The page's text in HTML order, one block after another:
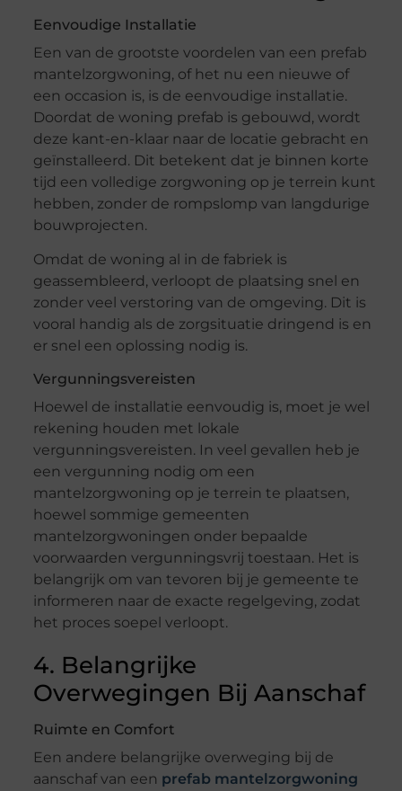
Eenvoudige Installatie
Een van de grootste voordelen van een prefab
mantelzorgwoning, of het nu een nieuwe of
een occasion is, is de eenvoudige installatie.
Doordat de woning prefab is gebouwd, wordt
deze kant-en-klaar naar de locatie gebracht en
geïnstalleerd. Dit betekent dat je binnen korte
tijd een volledige zorgwoning op je terrein kunt
hebben, zonder de rompslomp van langdurige
bouwprojecten.
Omdat de woning al in de fabriek is
geassembleerd, verloopt de plaatsing snel en
zonder veel verstoring van de omgeving. Dit is
vooral handig als de zorgsituatie dringend is en
er snel een oplossing nodig is.
Vergunningsvereisten
Hoewel de installatie eenvoudig is, moet je wel
rekening houden met lokale
vergunningsvereisten. In veel gevallen heb je
een vergunning nodig om een
mantelzorgwoning op je terrein te plaatsen,
hoewel sommige gemeenten
mantelzorgwoningen onder bepaalde
voorwaarden vergunningsvrij toestaan. Het is
belangrijk om van tevoren bij je gemeente te
informeren naar de exacte regelgeving, zodat
het proces soepel verloopt.
4. Belangrijke
Overwegingen Bij Aanschaf
Ruimte en Comfort
Een andere belangrijke overweging bij de
aanschaf van een prefab mantelzorgwoning